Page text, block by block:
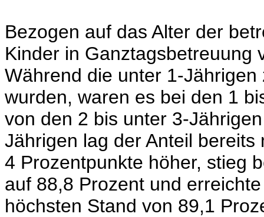
Bezogen auf das Alter der
Kinder in Ganztagsbetreuung
Während die unter 1-
wurden, waren es bei den 1
von den 2 bis unter 3-
Jährigen lag der Anteil
4 Prozentpunkte höher, stieg
auf 88,8 Prozent und
höchsten Stand von 89,1